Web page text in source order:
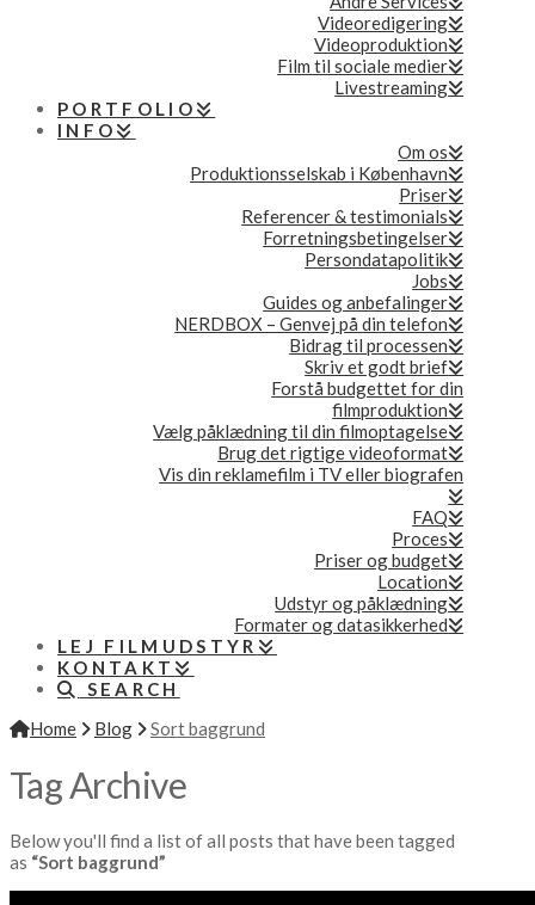
Videoredigering
Videoproduktion
Film til sociale medier
Livestreaming
PORTFOLIO
INFO
Om os
Produktionsselskab i København
Priser
Referencer & testimonials
Forretningsbetingelser
Persondatapolitik
Jobs
Guides og anbefalinger
NERDBOX – Genvej på din telefon
Bidrag til processen
Skriv et godt brief
Forstå budgettet for din
filmproduktion
Vælg påklædning til din filmoptagelse
Brug det rigtige videoformat
Vis din reklamefilm i TV eller biografen
FAQ
Proces
Priser og budget
Location
Udstyr og påklædning
Formater og datasikkerhed
LEJ FILMUDSTYR
KONTAKT
SEARCH
Home
Blog Sort baggrund
Tag Archive
Below you'll find a list of all posts that have been tagged
as “Sort baggrund”